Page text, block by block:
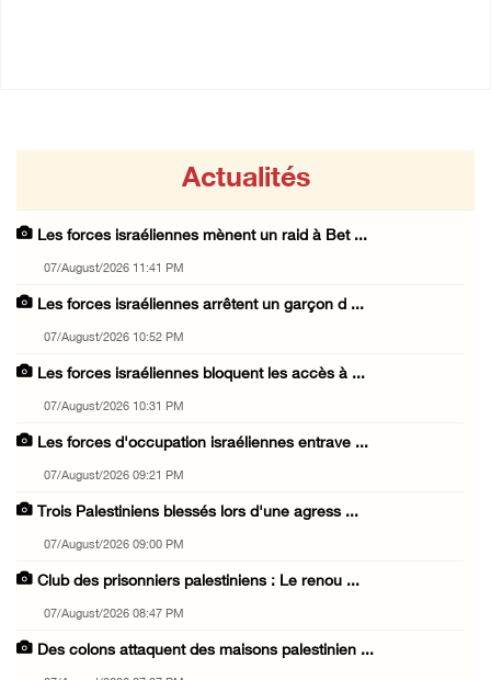
Actualités
Les forces israéliennes mènent un raid à Bet ...
07/August/2026 11:41 PM
Les forces israéliennes arrêtent un garçon d ...
07/August/2026 10:52 PM
Les forces israéliennes bloquent les accès à ...
07/August/2026 10:31 PM
Les forces d'occupation israéliennes entrave ...
07/August/2026 09:21 PM
Trois Palestiniens blessés lors d'une agress ...
07/August/2026 09:00 PM
Club des prisonniers palestiniens : Le renou ...
07/August/2026 08:47 PM
Des colons attaquent des maisons palestinien ...